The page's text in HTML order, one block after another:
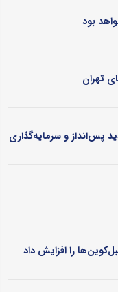
تهران
پس‌انداز و سرمایه‌گذاری
را افزایش داد